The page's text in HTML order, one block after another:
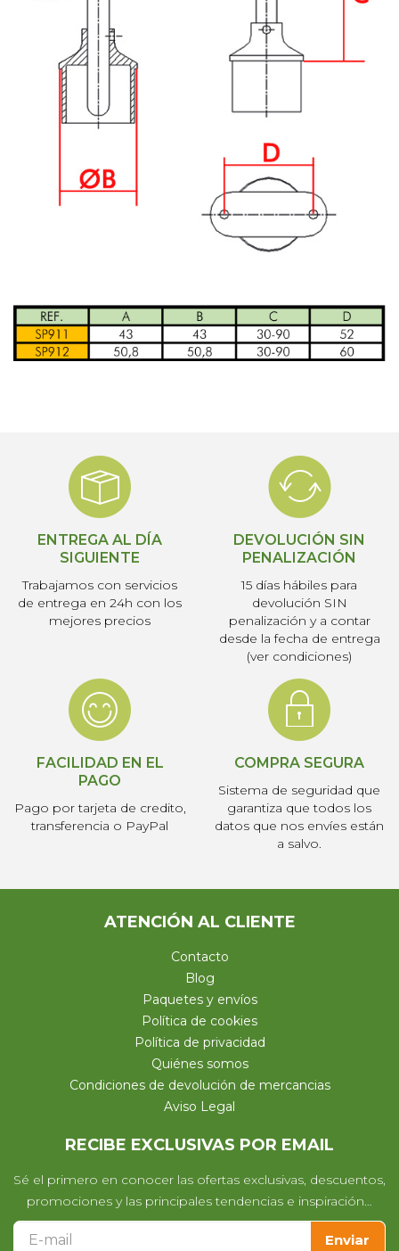
ENTREGA AL DÍA
SIGUIENTE
Trabajamos con servicios
de entrega en 24h con los
mejores precios
DEVOLUCIÓN SIN
PENALIZACIÓN
15 días hábiles para
devolución SIN
penalización y a contar
desde la fecha de entrega
(ver condiciones)
FACILIDAD EN EL
PAGO
Pago por tarjeta de credito,
transferencia o PayPal
COMPRA SEGURA
Sistema de seguridad que
garantiza que todos los
datos que nos envíes están
a salvo.
ATENCIÓN AL CLIENTE
Contacto
Blog
Paquetes y envíos
Política de cookies
Política de privacidad
Quiénes somos
Condiciones de devolución de mercancias
Aviso Legal
RECIBE EXCLUSIVAS POR EMAIL
Sé el primero en conocer las ofertas exclusivas, descuentos,
promociones y las principales tendencias e inspiración…
Enviar